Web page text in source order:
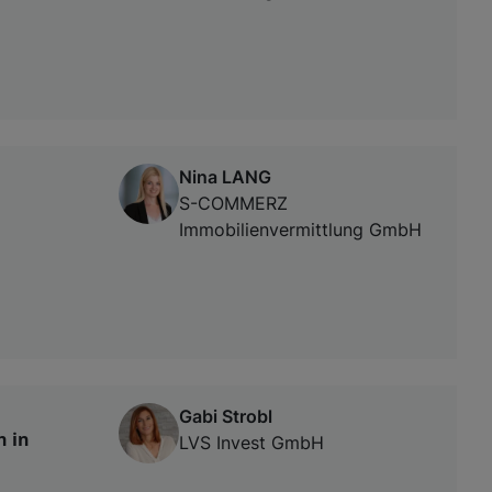
Nina LANG
S-COMMERZ
Immobilienvermittlung GmbH
in
Gabi Strobl
LVS Invest GmbH